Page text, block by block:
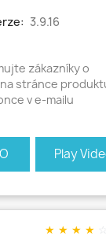
3.9.16
zákazníky o
stránce
v e-mailu
Play
★ ★ ★ ★